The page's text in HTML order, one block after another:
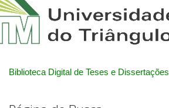
Biblioteca Digital de Teses e Dissertações